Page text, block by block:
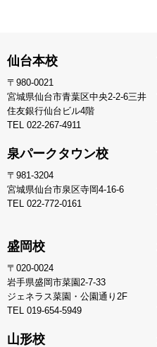
仙台本校
〒980-0021
宮城県仙台市青葉区中央2-2-6三井
住友銀行仙台ビル4階
TEL 022-267-4911
泉パークタウン校
〒981-3204
宮城県仙台市泉区寺岡4-16-6
TEL 022-772-0161
盛岡校
〒020-0024
岩手県盛岡市菜園2-7-33
ジェネラス菜園・公園通り2F
TEL 019-654-5949
山形校